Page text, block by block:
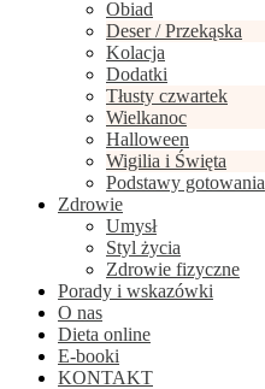
Obiad
Deser / Przekąska
Kolacja
Dodatki
Tłusty czwartek
Wielkanoc
Halloween
Wigilia i Święta
Podstawy gotowania
Zdrowie
Umysł
Styl życia
Zdrowie fizyczne
Porady i wskazówki
O nas
Dieta online
E-booki
KONTAKT